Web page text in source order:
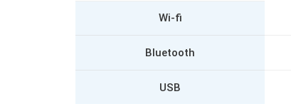
Wi-fi
Bluetooth
USB